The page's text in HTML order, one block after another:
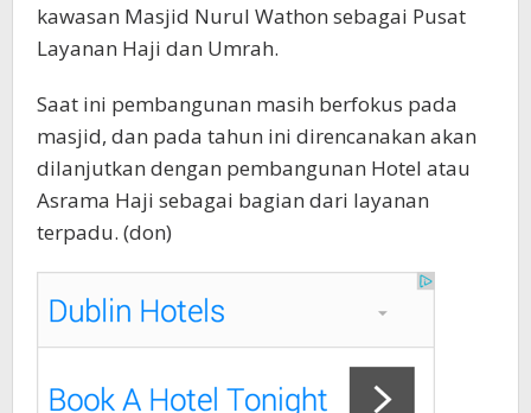
kawasan Masjid Nurul Wathon sebagai Pusat
Layanan Haji dan Umrah.
Saat ini pembangunan masih berfokus pada
masjid, dan pada tahun ini direncanakan akan
dilanjutkan dengan pembangunan Hotel atau
Asrama Haji sebagai bagian dari layanan
terpadu. (don)